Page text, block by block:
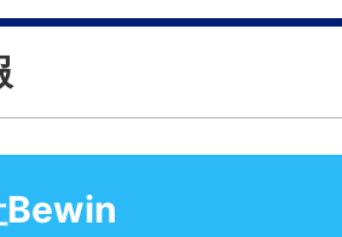
れたAの部品とBの部品を組
順番に進めます。
Bewin